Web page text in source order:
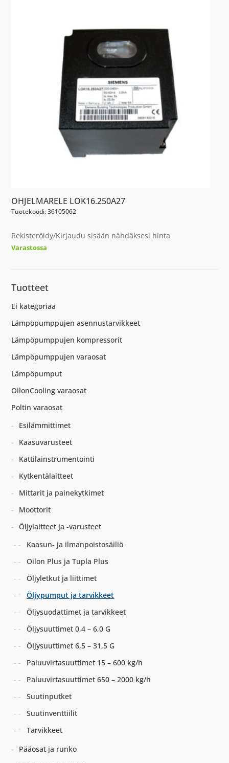
OHJELMARELE LOK16.250A27
Tuotekoodi: 36105062
Rekisteröidy/Kirjaudu sisään nähdäksesi hinta
Varastossa
Tuotteet
Ei kategoriaa
Lämpöpumppujen asennustarvikkeet
Lämpöpumppujen kompressorit
Lämpöpumppujen varaosat
Lämpöpumput
OilonCooling varaosat
Poltin varaosat
Esilämmittimet
Kaasuvarusteet
Kattilainstrumentointi
Kytkentälaitteet
Mittarit ja painekytkimet
Moottorit
Öljylaitteet ja -varusteet
Kaasun- ja ilmanpoistosäiliö
Oilon Plus ja Tupla Plus
Öljyletkut ja liittimet
Öljypumput ja tarvikkeet
Öljysuodattimet ja tarvikkeet
Öljysuuttimet 0,4 – 6,0 G
Öljysuuttimet 6,5 – 31,5 G
Paluuvirtasuuttimet 15 – 600 kg/h
Paluuvirtasuuttimet 650 – 2000 kg/h
Suutinputket
Suutinventtiilit
Tarvikkeet
Pääosat ja runko